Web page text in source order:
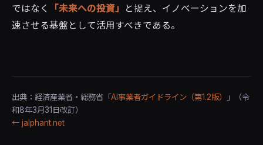
ではなく
「未来への投資」
と捉え、イノベーションを加
速させる基盤として活用すべきである。
出典：経済産業省・総務省「AI事業者ガイドライン（第1.2版）
」（令
和8年3月31日改訂）
← jalphant.net